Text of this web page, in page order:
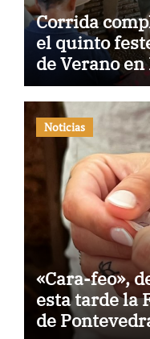
Corrida
el quinto
de Verano
Noticias
«Cara-feo»,
esta tarde la
de